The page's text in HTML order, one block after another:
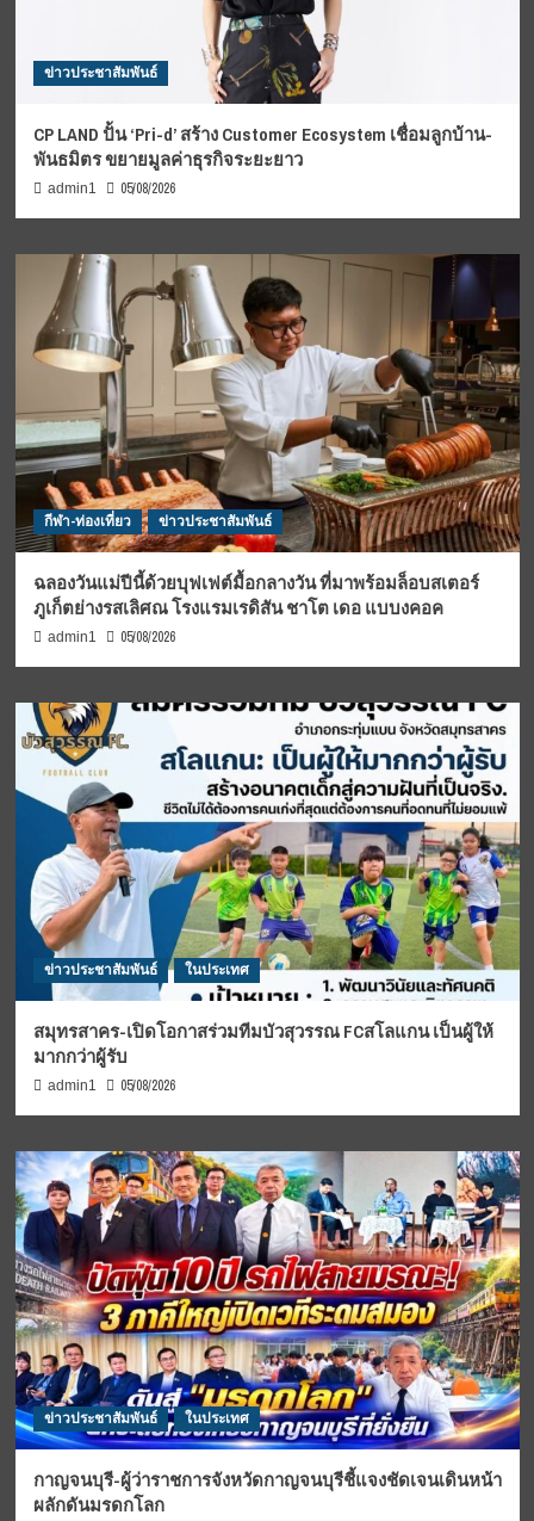
ข่าวประชาสัมพันธ์
CP LAND ปั้น ‘Pri-d’ สร้าง Customer Ecosystem เชื่อมลูกบ้าน-
พันธมิตร ขยายมูลค่าธุรกิจระยะยาว
admin1 05/08/2026
กีฬา-ท่องเที่ยว ข่าวประชาสัมพันธ์
ฉลองวันแม่ปีนี้ด้วยบุฟเฟต์มื้อกลางวัน ที่มาพร้อมล็อบสเตอร์
ภูเก็ตย่างรสเลิศณ โรงแรมเรดิสัน ชาโต เดอ แบบงคอค
admin1 05/08/2026
ข่าวประชาสัมพันธ์ ในประเทศ
สมุทรสาคร-เปิดโอกาสร่วมทีมบัวสุวรรณ FCสโลแกน เป็นผู้ให้
มากกว่าผู้รับ
admin1 05/08/2026
ข่าวประชาสัมพันธ์ ในประเทศ
กาญจนบุรี-ผู้ว่าราชการจังหวัดกาญจนบุรีชี้แจงชัดเจนเดินหน้า
ผลักดันมรดกโลก